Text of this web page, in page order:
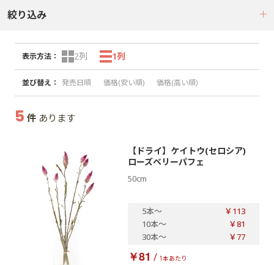
絞り込み
表示方法： 2列 1列
並び替え ： 発売日順 価格(安い順) 価格(高い順)
5 件 あります
【ドライ】ケイトウ(セロシア)
ローズベリーパフェ
50cm
5本～
￥113
10本～
￥81
30本～ ￥77
￥81 / 1本あたり